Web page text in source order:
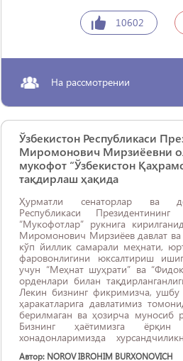
10602
На рассмотрении
Ўзбекистон Республикаси
Миромонович Мирзиёевни
мукофот “Ўзбекистон
тақдирлаш ҳақида
Ҳурматли сенаторлар ва
Республикаси Президентининг расмий
“Мукофотлар” рукнига
Миромонович Мирзиёев давлат ва
кўп йиллик самарали меҳнати,
фаровонлигини юксалтириш
учун “Меҳнат шуҳрати” ва
орденлари билан
Лекин бизнинг фикримизча, ушбу
ҳаракатларига давлатимиз
берилмаган ва ҳозирча муносиб
Бизнинг ҳаётимизга
хонадонларимизда
Автор: NOROV IBROHIM BURXONOVICH